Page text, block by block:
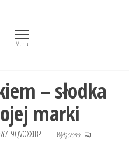
Menu
– słodka
marki
Wyłączono